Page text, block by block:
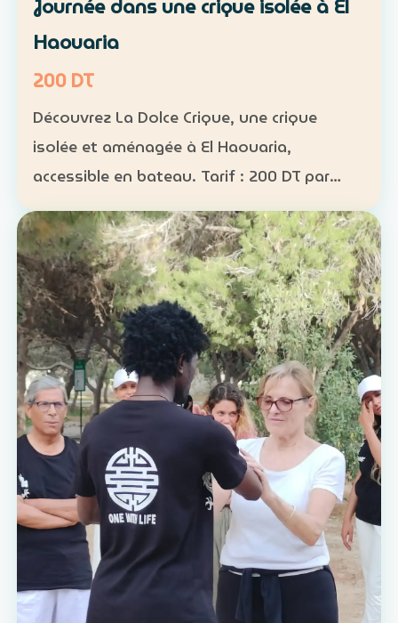
Journée dans une crique isolée à El
Haouaria
200 DT
Découvrez La Dolce Crique, une crique
isolée et aménagée à El Haouaria,
accessible en bateau. Tarif : 200 DT par
personne Fréquentation limitée : 50
personnes maximum dans la crique
Activités : kayak, paddle et snorkel…